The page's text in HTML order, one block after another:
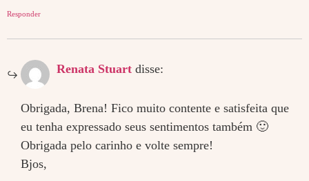
Responder
Renata Stuart disse:
Obrigada, Brena! Fico muito contente e satisfeita que
eu tenha expressado seus sentimentos também 🙂
Obrigada pelo carinho e volte sempre!
Bjos,